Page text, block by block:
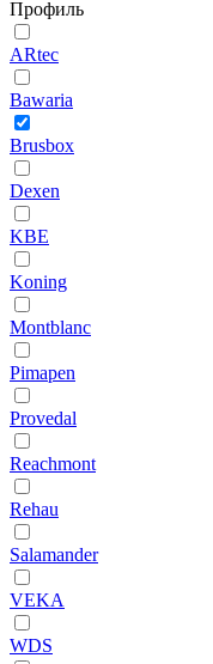
Профиль
ARtec
Bawaria
Brusbox
Dexen
KBE
Koning
Montblanc
Pimapen
Provedal
Reachmont
Rehau
Salamander
VEKA
WDS